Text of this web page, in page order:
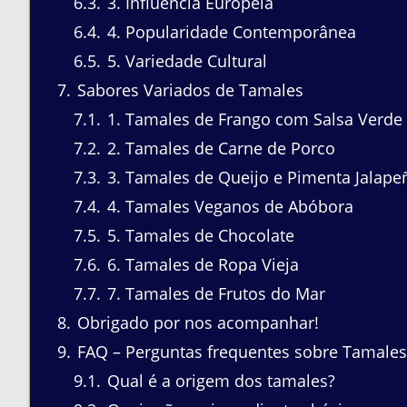
6.4 4. Popularidade Contemporânea
6.5 5. Variedade Cultural
7 Sabores Variados de Tamales
7.1
1. Tamales de Frango com Salsa Verde
7.2 2. Tamales de Carne de Porco
7.3 3. Tamales de Queijo e Pimenta
7.4 4. Tamales Veganos de Abóbora
7.5 5. Tamales de Chocolate
7.6 6. Tamales de Ropa Vieja
7.7 7. Tamales de Frutos do Mar
8 Obrigado por nos acompanhar!
9 FAQ – Perguntas frequentes sobre Tamales
9.1
Qual é a origem dos tamales?